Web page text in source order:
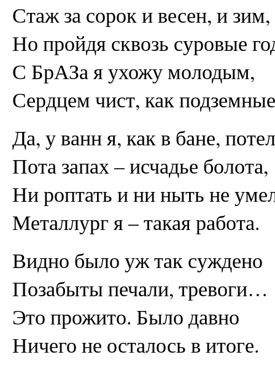
Стаж за сорок и весен, и зим,
Но пройдя сквозь суровые
С БрАЗа я ухожу молодым,
Сердцем чист, как
Да, у ванн я, как в бане,
Пота запах – исчадье болота,
Ни роптать и ни ныть не
Металлург я – такая работа.
Видно было уж так суждено
Позабыты печали, тревоги…
Это прожито. Было давно
Ничего не осталось в итоге.